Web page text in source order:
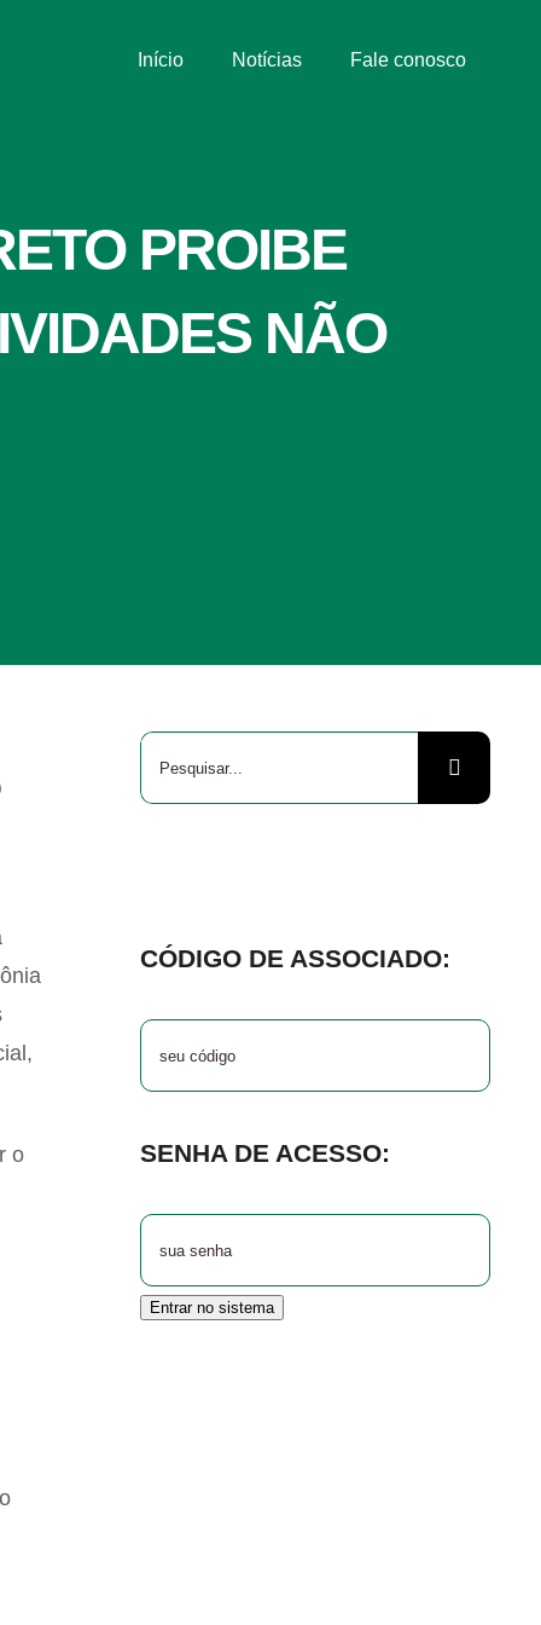
Início Notícias Fale conosco
PROIBE
NÃO
o
Buscar
resultados
CÓDIGO DE ASSOCIADO:
SENHA DE ACESSO:
Entrar no sistema